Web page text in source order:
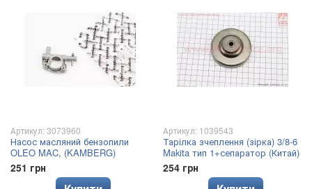
Артикул: 3073960
Насос масляний бензопили
OLEO MAC, (KAMBERG)
251 грн
Артикул: 1039543
Тарілка зчеплення (зірка) 3/8-6
Makita тип 1+сепаратор (Китай)
254 грн